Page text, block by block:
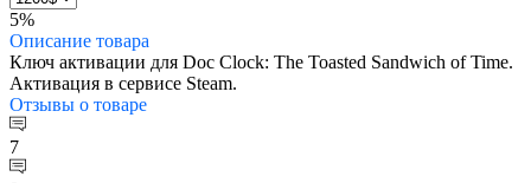
5%
Описание товара
Ключ активации для Doc Clock: The Toasted Sandwich of Time.
Активация в сервисе Steam.
Отзывы о товаре
7